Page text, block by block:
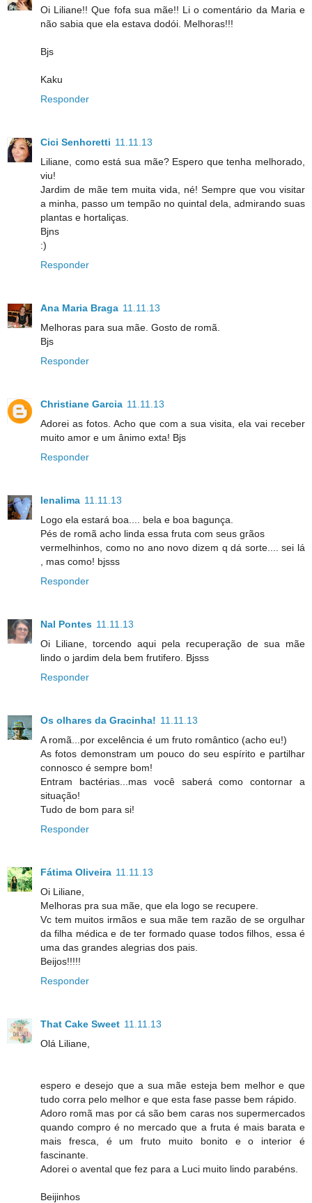
Oi Liliane!! Que fofa sua mãe!! Li o comentário da Maria e
não sabia que ela estava dodói. Melhoras!!!
Bjs
Kaku
Responder
Cici Senhoretti 11.11.13
Liliane, como está sua mãe? Espero que tenha melhorado,
viu!
Jardim de mãe tem muita vida, né! Sempre que vou visitar
a minha, passo um tempão no quintal dela, admirando suas
plantas e hortaliças.
Bjns
:)
Responder
Ana Maria Braga 11.11.13
Melhoras para sua mãe. Gosto de romã.
Bjs
Responder
Christiane Garcia 11.11.13
Adorei as fotos. Acho que com a sua visita, ela vai receber
muito amor e um ânimo exta! Bjs
Responder
lenalima 11.11.13
Logo ela estará boa.... bela e boa bagunça.
Pés de romã acho linda essa fruta com seus grãos
vermelhinhos, como no ano novo dizem q dá sorte.... sei lá
, mas como! bjsss
Responder
Nal Pontes 11.11.13
Oi Liliane, torcendo aqui pela recuperação de sua mãe
lindo o jardim dela bem frutifero. Bjsss
Responder
Os olhares da Gracinha! 11.11.13
A romã...por excelência é um fruto romântico (acho eu!)
As fotos demonstram um pouco do seu espírito e partilhar
connosco é sempre bom!
Entram bactérias...mas você saberá como contornar a
situação!
Tudo de bom para si!
Responder
Fátima Oliveira 11.11.13
Oi Liliane,
Melhoras pra sua mãe, que ela logo se recupere.
Vc tem muitos irmãos e sua mãe tem razão de se orgulhar
da filha médica e de ter formado quase todos filhos, essa é
uma das grandes alegrias dos pais.
Beijos!!!!!
Responder
That Cake Sweet 11.11.13
Olá Liliane,
espero e desejo que a sua mãe esteja bem melhor e que
tudo corra pelo melhor e que esta fase passe bem rápido.
Adoro romã mas por cá são bem caras nos supermercados
quando compro é no mercado que a fruta é mais barata e
mais fresca, é um fruto muito bonito e o interior é
fascinante.
Adorei o avental que fez para a Luci muito lindo parabéns.
Beijinhos